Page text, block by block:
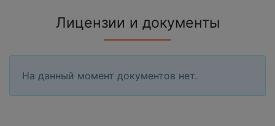
Лицензии и документы
На данный момент документов нет.